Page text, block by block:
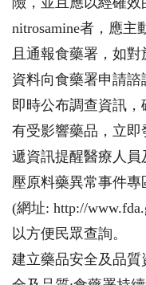
nitrosamine者，應
且通報食藥署，如
資料向食藥署申請諮
即時公布調查資訊
有受影響藥品，立
遞資訊提醒醫療人員
壓原料藥異常事件
(網址: http://
以方便民眾查詢。
建立藥品安全及品